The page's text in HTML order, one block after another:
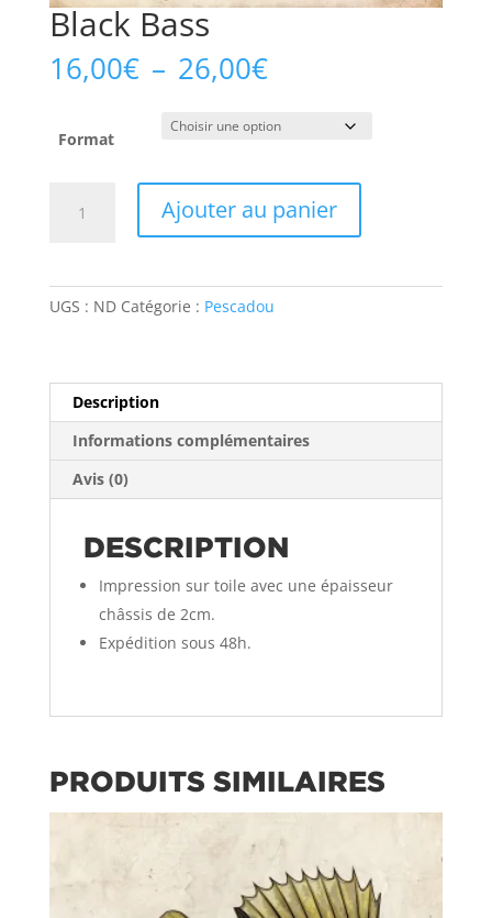
Black Bass
16,00€ – 26,00€Plage
de
prix :
16,00€
26,00€
Format
Ajouter au panier
UGS : ND Catégorie : Pescadou
Description
Informations complémentaires
Avis (0)
DESCRIPTION
Impression sur toile avec une épaisseur
châssis de 2cm.
Expédition sous 48h.
PRODUITS SIMILAIRES